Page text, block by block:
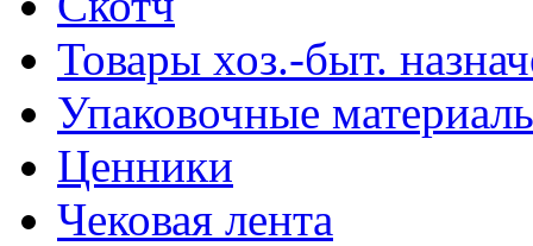
Товары хоз.-быт.
Упаковочные
Ценники
Чековая лента